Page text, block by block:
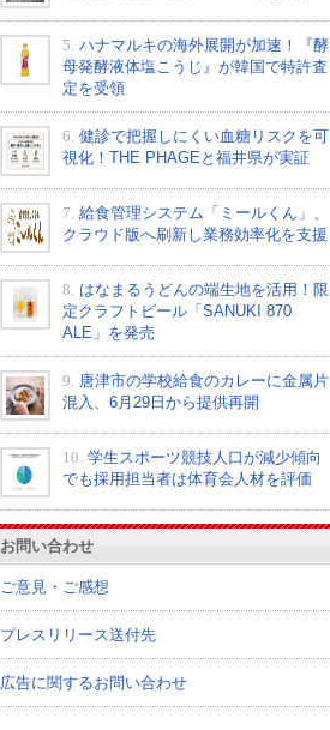
5. ハナマルキの海外展開が加速！『酵
母発酵液体塩こうじ』が韓国で特許査
定を受領
6. 健診で把握しにくい血糖リスクを可
視化！THE PHAGEと福井県が実証
7. 給食管理システム「ミールくん」、
クラウド版へ刷新し業務効率化を支援
8. はなまるうどんの端生地を活用！限
定クラフトビール「SANUKI 870
ALE」を発売
9. 唐津市の学校給食のカレーに金属片
混入、6月29日から提供再開
10. 学生スポーツ競技人口が減少傾向
でも採用担当者は体育会人材を評価
お問い合わせ
ご意見・ご感想
プレスリリース送付先
広告に関するお問い合わせ